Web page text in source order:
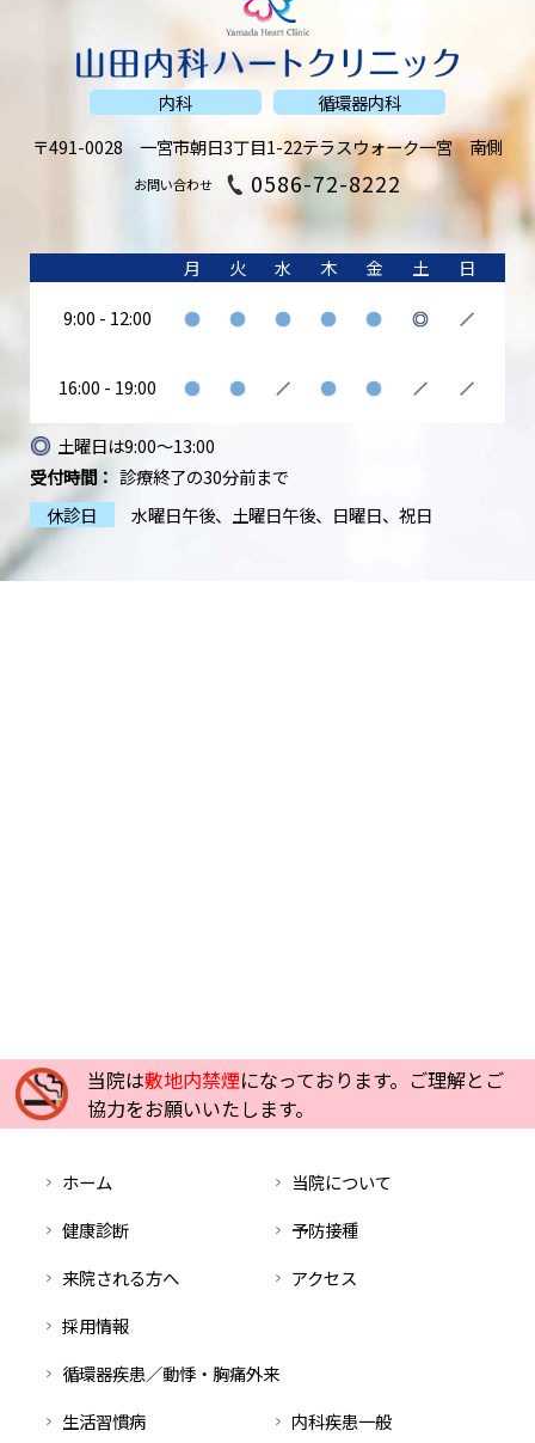
内科
循環器内科
〒491-0028
一宮市朝日3丁目1-22テラスウォーク一宮 南側
お問い合わせ 0586-72-8222
月 火 水 木 金 土
日
9:00 - 12:00
16:00 - 19:00
土曜日は9:00〜13:00
受付時間： 診療終了の30分前まで
休診日
水曜日午後 土曜日午後 日曜日 祝日
当院は敷地内禁煙になっております。ご理解とご
協力をお願いいたします。
ホーム
当院について
健康診断
予防接種
来院される方へ
アクセス
採用情報
循環器疾患／動悸・胸痛外来
生活習慣病
内科疾患一般